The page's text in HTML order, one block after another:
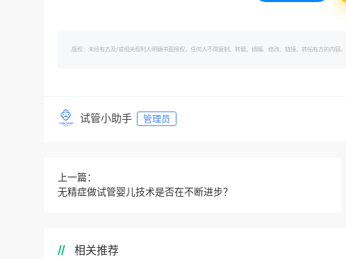
版权：未经有方及/或相关权利人明确书面授权，任何人不得复制、转载、摘编、修改、链接、转帖有方的
试管小助手 管理员
上一篇：
无精症做试管婴儿技术是否在不断进步？
相关推荐